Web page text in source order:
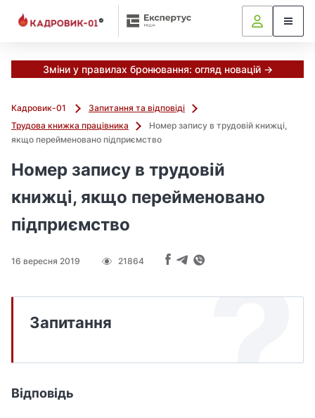
Зміни у правилах бронювання: огляд новацій →
Кадровик-01
Запитання та відповіді
Трудова книжка працівника
Номер запису в трудовій книжці,
якщо перейменовано підприємство
Номер запису в трудовій
книжці, якщо перейменовано
підприємство
16 вересня 2019 21864
Запитання
Відповідь